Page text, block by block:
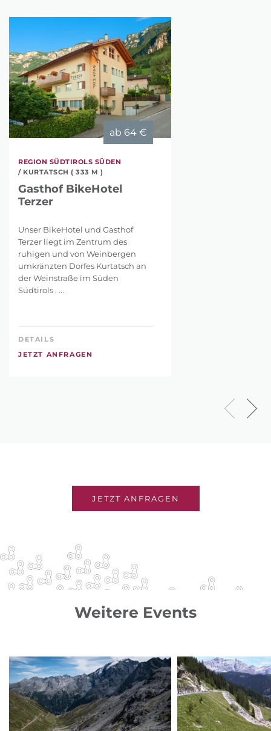
ab 64 €
REGION SÜDTIROLS SÜDEN
/ KURTATSCH ( 333 M )
Gasthof BikeHotel
Terzer
Unser BikeHotel und Gasthof
Terzer liegt im Zentrum des
ruhigen und von Weinbergen
umkränzten Dorfes Kurtatsch an
der Weinstraße im Süden
Südtirols . ...
DETAILS
JETZT ANFRAGEN
JETZT ANFRAGEN
Weitere Events